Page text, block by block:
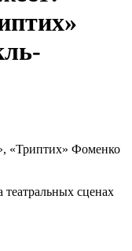
театральных сценах